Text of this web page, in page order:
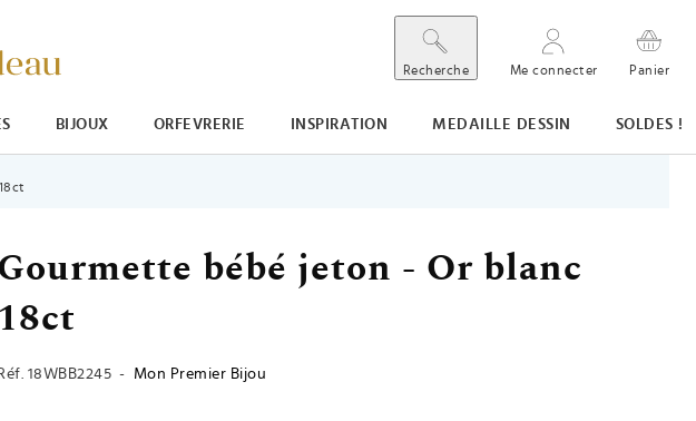
Recherche Me connecter Panier
BIJOUX ORFEVRERIE INSPIRATION MEDAILLE DESSIN SOLDES !
bébé jeton - Or blanc
18ct
Réf. 18WBB2245 - Mon Premier Bijou